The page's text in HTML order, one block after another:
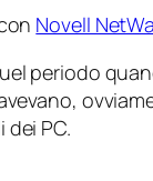
Novell
periodo
PC.